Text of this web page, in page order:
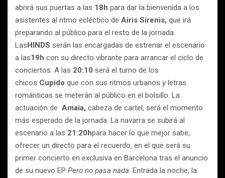
abrirá sus puertas a las 18h para dar la bienvenida a los
asistentes al ritmo ecléctico de Airis Sirenis, que irá
preparando al público para el resto de la jornada.
LasHINDS serán las encargadas de estrenar el escenario
a las19h con su directo vibrante para arrancar el ciclo de
conciertos. A las 20:10 será el turno de los
chicos Cupido que con sus ritmos urbanos y letras
románticas se meterán al público en el bolsillo. La
actuación de Amaia, cabeza de cartel, será el momento
más esperado de la jornada. La navarra se subirá al
escenario a las 21:20hpara hacer lo que mejor sabe,
ofrecer un directo para el recuerdo, en el que será su
primer concierto en exclusiva en Barcelona tras el anuncio
de su nuevo EP Pero no pasa nada. Entrada la noche, la